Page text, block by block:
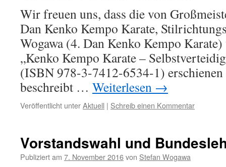
Wir freuen uns, dass die von
Dan Kenko Kempo Karate,
Wogawa (4. Dan Kenko Kempo
„Kenko Kempo Karate –
(ISBN 978-3-7412-6534-1)
beschreibt … Weiterlesen →
Veröffentlicht unterAktuell | Schreib einen Kommentar
Vorstandswahl und
Publiziert am 7. November 2016von Stefan Wogawa